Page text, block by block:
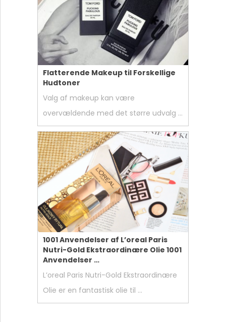
Flatterende Makeup til Forskellige
Hudtoner
Valg af makeup kan være
overvældende med det større udvalg …
1001 Anvendelser af L’oreal Paris
Nutri-Gold Ekstraordinære Olie 1001
Anvendelser …
L’oreal Paris Nutri-Gold Ekstraordinære
Olie er en fantastisk olie til …